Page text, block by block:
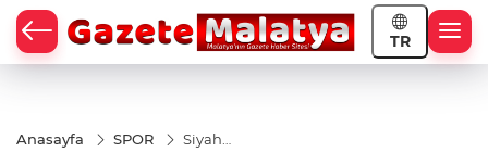
TR
Anasayfa SPOR
Siyah